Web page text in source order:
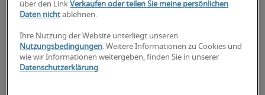
Überdurchschnittlich qualifiziert mit raren Fähigkeiten und/oder
langer Berufserfahrung in einer Position.
über den LinkVerkaufen oder teilen Sie meine persönlichen
Daten nicht ablehnen.
Ihre Nutzung der Website unterliegt unseren
Nutzungsbedingungen. Weitere Informationen zu Cookies und
wie wir Informationen weitergeben, finden Sie in unserer
Datenschutzerklärung.